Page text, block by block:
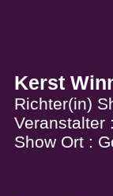
Kerst
Richter(in)
Veranstalter
Show Ort :